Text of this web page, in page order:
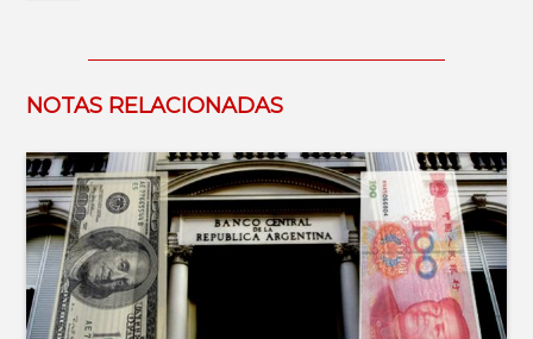
NOTAS RELACIONADAS